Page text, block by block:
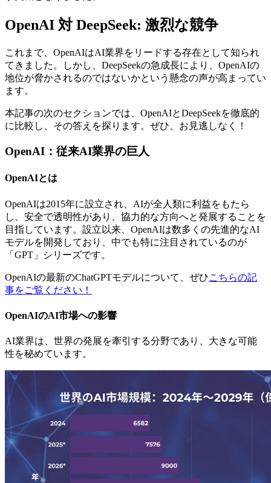
OpenAI 対 DeepSeek: 激烈な競争
これまで、OpenAIはAI業界をリードする存在として知られ
てきました。しかし、DeepSeekの急成長により、OpenAIの
地位が脅かされるのではないかという懸念の声が高まってい
ます。
本記事の次のセクションでは、OpenAIとDeepSeekを徹底的
に比較し、その答えを探ります。ぜひ、お見逃しなく！
OpenAI：従来AI業界の巨人
OpenAIとは
OpenAIは2015年に設立され、AIが全人類に利益をもたら
し、安全で透明性があり、協力的な方向へと発展することを
目指しています。設立以来、OpenAIは数多くの先進的なAI
モデルを開発しており、中でも特に注目されているのが
「GPT」シリーズです。
OpenAIの最新のChatGPTモデルについて、ぜひこちらの記
事をご覧ください！
OpenAIのAI市場への影響
AI業界は、世界の発展を牽引する分野であり、大きな可能
性を秘めています。